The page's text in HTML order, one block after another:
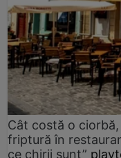
Cât costă o
friptură în
ce chirii sunt”